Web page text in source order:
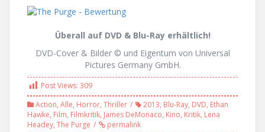
Überall auf DVD & Blu-Ray erhältlich!
DVD-Cover & Bilder © und Eigentum von Universal
Pictures Germany GmbH.
Post Views: 309
Action, Alle, Horror, Thriller 2013, Blu-Ray, DVD, Ethan
Hawke, Film, Filmkritik, James DeMonaco, Kino, Kritik, Lena
Headey, The Purge permalink